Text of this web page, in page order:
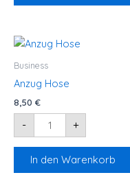
Business
Anzug Hose
8,50 €
-
Anzug
Hose
+
In den Warenkorb